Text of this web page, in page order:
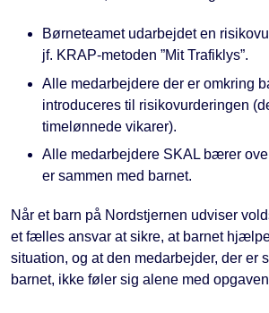
Børneteamet udarbejdet en
jf. KRAP-metoden ”Mit Trafiklys”.
Alle medarbejdere der er omkring
introduceres til risikovurderingen
timelønnede vikarer).
Alle medarbejdere SKAL bærer
er sammen med barnet.
Når et barn på Nordstjernen udviser
et fælles ansvar at sikre, at barnet
situation, og at den medarbejder, der er
barnet, ikke føler sig alene med